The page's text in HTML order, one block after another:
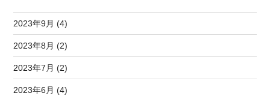
2023年9月 (4)
2023年8月 (2)
2023年7月 (2)
2023年6月 (4)